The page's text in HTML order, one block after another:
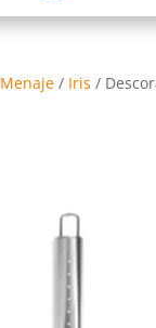
Menaje/ Iris /